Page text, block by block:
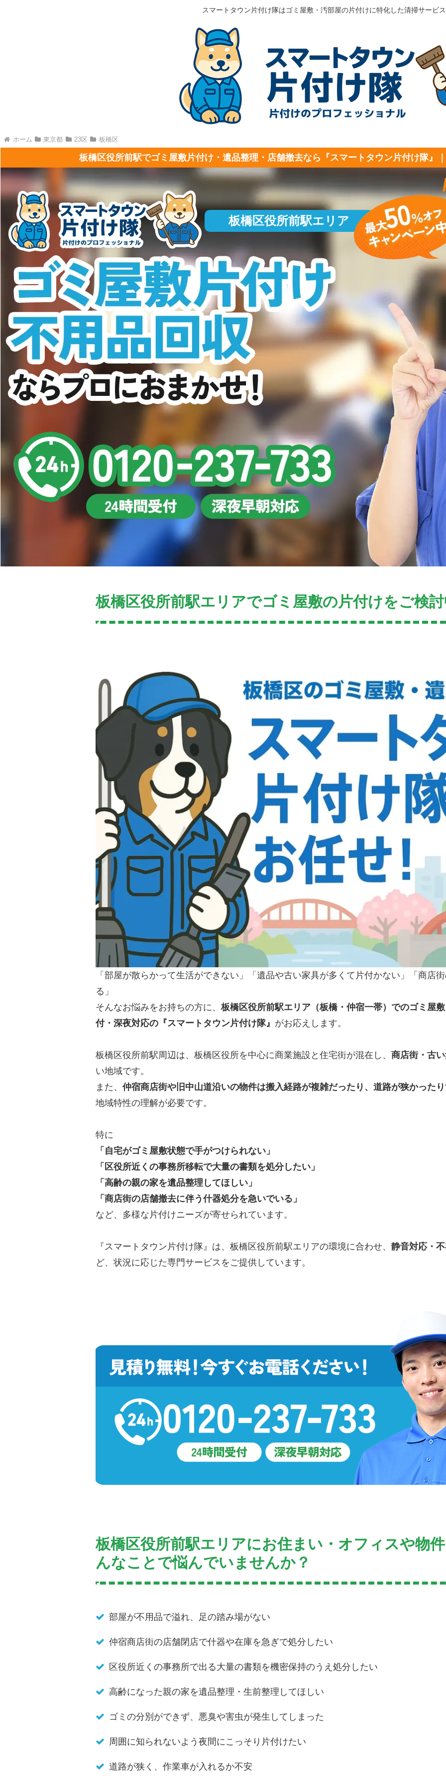
スマートタウン片付け隊はゴミ屋敷・汚部屋の片付けに特化した清掃サービ
ホーム 東京都 23区 板橋区
板橋区役所前駅でゴミ屋敷片付け・遺品整理・店舗撤去なら『スマートタウン片付け隊』
板橋区役所前駅エリア
板橋区役所前駅エリアでゴミ屋敷の片付けをご検
「部屋が散らかって生活ができない」「遺品や古い家具が多くて片付かない」「商店
る」
そんなお悩みをお持ちの方に、板橋区役所前駅エリア（板橋・仲宿一帯）でのゴミ屋
付・深夜対応の『スマートタウン片付け隊』 がお応えします。
板橋区役所前駅周辺は、板橋区役所を中心に商業施設と住宅街が混在し、 商店街・古
い地域です。
また、 仲宿商店街や旧中山道沿いの物件は搬入経路が複雑だったり、道路が狭かった
地域特性の理解が必要です。
特に
「自宅がゴミ屋敷状態で手がつけられない」
「区役所近くの事務所移転で大量の書類を処分したい」
「高齢の親の家を遺品整理してほしい」
「商店街の店舗撤去に伴う什器処分を急いでいる」
など、多様な片付けニーズが寄せられています。
『スマートタウン片付け隊』は、板橋区役所前駅エリアの環境に合わせ、 静音対応・
ど、状況に応じた専門サービスをご提供しています。
板橋区役所前駅エリアにお住まい・オフィスや物
んなことで悩んでいませんか？
部屋が不用品で溢れ、足の踏み場がない
仲宿商店街の店舗閉店で什器や在庫を急ぎで処分したい
区役所近くの事務所で出る大量の書類を機密保持のうえ処分したい
高齢になった親の家を遺品整理・生前整理してほしい
ゴミの分別ができず、悪臭や害虫が発生してしまった
周囲に知られないよう夜間にこっそり片付けたい
道路が狭く、作業車が入れるか不安